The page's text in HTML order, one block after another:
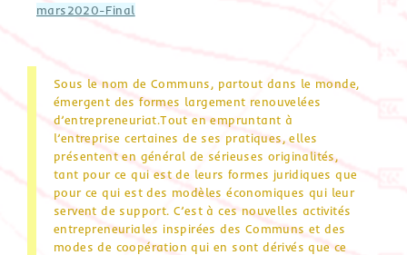
mars2020-Final
Sous le nom de Communs, partout dans le monde,
émergent des formes largement renouvelées
d’entrepreneuriat.Tout en empruntant à
l’entreprise certaines de ses pratiques, elles
présentent en général de sérieuses originalités,
tant pour ce qui est de leurs formes juridiques que
pour ce qui est des modèles économiques qui leur
servent de support. C’est à ces nouvelles activités
entrepreneuriales inspirées des Communs et des
modes de coopération qui en sont dérivés que ce